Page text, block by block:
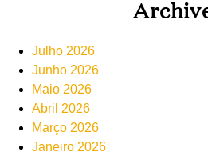
Julho 2026
Junho 2026
Maio 2026
Abril 2026
Março 2026
Janeiro 2026